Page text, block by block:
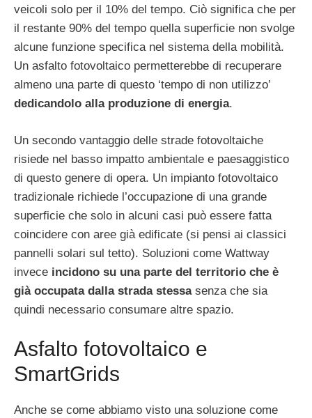
veicoli solo per il 10% del tempo. Ciò significa che per
il restante 90% del tempo quella superficie non svolge
alcune funzione specifica nel sistema della mobilità.
Un asfalto fotovoltaico permetterebbe di recuperare
almeno una parte di questo ‘tempo di non utilizzo’
dedicandolo alla produzione di energia.
Un secondo vantaggio delle strade fotovoltaiche
risiede nel basso impatto ambientale e paesaggistico
di questo genere di opera. Un impianto fotovoltaico
tradizionale richiede l’occupazione di una grande
superficie che solo in alcuni casi può essere fatta
coincidere con aree già edificate (si pensi ai classici
pannelli solari sul tetto). Soluzioni come Wattway
invece incidono su una parte del territorio che è
già occupata dalla strada stessasenza che sia
quindi necessario consumare altre spazio.
Asfalto fotovoltaico e
SmartGrids
Anche se come abbiamo visto una soluzione come